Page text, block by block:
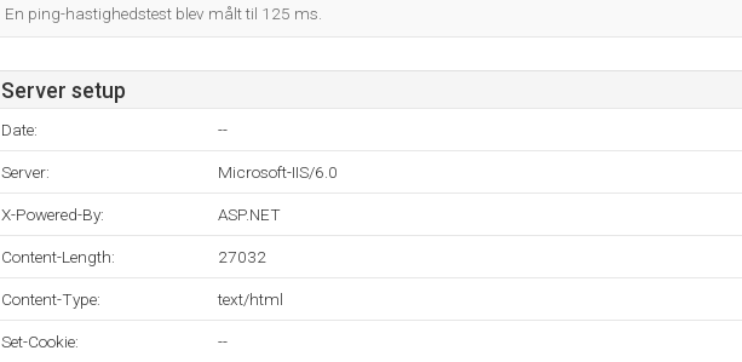
En ping-hastighedstest blev målt til 125 ms.
Server setup
Date: --
Server: Microsoft-IIS/6.0
X-Powered-By: ASP.NET
Content-Length: 27032
Content-Type: text/html
Set-Cookie: --